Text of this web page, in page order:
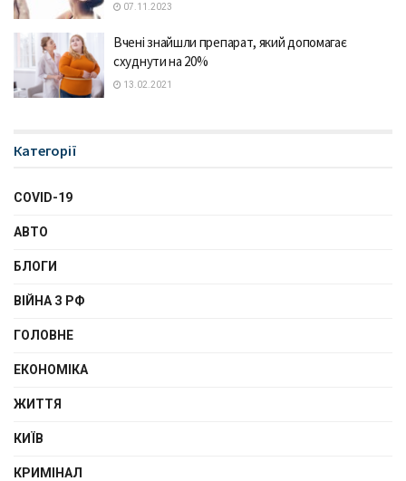
07.11.2023
Вчені знайшли препарат, який допомагає
схуднути на 20%
13.02.2021
Категорії
COVID-19
АВТО
БЛОГИ
ВІЙНА З РФ
ГОЛОВНЕ
ЕКОНОМІКА
ЖИТТЯ
КИЇВ
КРИМІНАЛ